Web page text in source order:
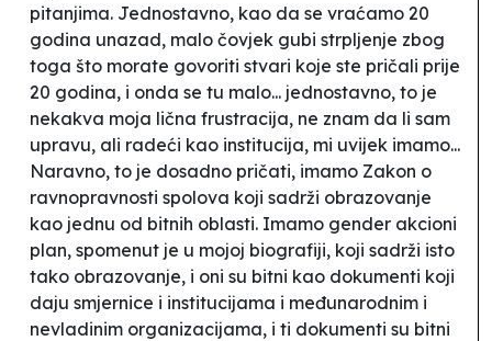
pitanjima. Jednostavno, kao da se vraćamo 20
godina unazad, malo čovjek gubi strpljenje zbog
toga što morate govoriti stvari koje ste pričali prije
20 godina, i onda se tu malo... jednostavno, to je
nekakva moja lična frustracija, ne znam da li sam
upravu, ali radeći kao institucija, mi uvijek imamo...
Naravno, to je dosadno pričati, imamo Zakon o
ravnopravnosti spolova koji sadrži obrazovanje
kao jednu od bitnih oblasti. Imamo gender akcioni
plan, spomenut je u mojoj biografiji, koji sadrži isto
tako obrazovanje, i oni su bitni kao dokumenti koji
daju smjernice i institucijama i međunarodnim i
nevladinim organizacijama, i ti dokumenti su bitni